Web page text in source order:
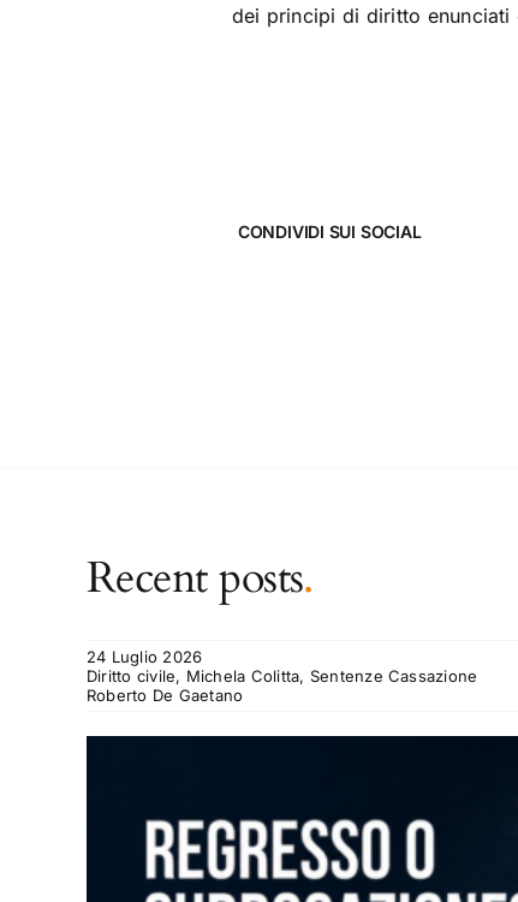
dei principi di diritto enunciati
CONDIVIDI SUI SOCIAL
Recent posts.
24 Luglio 2026
Diritto civile, Michela Colitta, Sentenze Cassazione
Roberto De Gaetano